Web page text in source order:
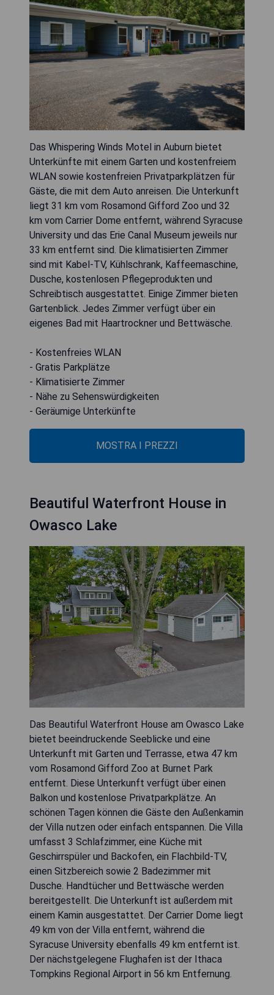
Das Whispering Winds Motel in Auburn bietet
Unterkünfte mit einem Garten und kostenfreiem
WLAN sowie kostenfreien Privatparkplätzen für
Gäste, die mit dem Auto anreisen. Die Unterkunft
liegt 31 km vom Rosamond Gifford Zoo und 32
km vom Carrier Dome entfernt, während Syracuse
University und das Erie Canal Museum jeweils nur
33 km entfernt sind. Die klimatisierten Zimmer
sind mit Kabel-TV, Kühlschrank, Kaffeemaschine,
Dusche, kostenlosen Pflegeprodukten und
Schreibtisch ausgestattet. Einige Zimmer bieten
Gartenblick. Jedes Zimmer verfügt über ein
eigenes Bad mit Haartrockner und Bettwäsche.
- Kostenfreies WLAN
- Gratis Parkplätze
- Klimatisierte Zimmer
- Nähe zu Sehenswürdigkeiten
- Geräumige Unterkünfte
MOSTRA I PREZZI
Beautiful Waterfront House in
Owasco Lake
Das Beautiful Waterfront House am Owasco Lake
bietet beeindruckende Seeblicke und eine
Unterkunft mit Garten und Terrasse, etwa 47 km
vom Rosamond Gifford Zoo at Burnet Park
entfernt. Diese Unterkunft verfügt über einen
Balkon und kostenlose Privatparkplätze. An
schönen Tagen können die Gäste den Außenkamin
der Villa nutzen oder einfach entspannen. Die Villa
umfasst 3 Schlafzimmer, eine Küche mit
Geschirrspüler und Backofen, ein Flachbild-TV,
einen Sitzbereich sowie 2 Badezimmer mit
Dusche. Handtücher und Bettwäsche werden
bereitgestellt. Die Unterkunft ist außerdem mit
einem Kamin ausgestattet. Der Carrier Dome liegt
49 km von der Villa entfernt, während die
Syracuse University ebenfalls 49 km entfernt ist.
Der nächstgelegene Flughafen ist der Ithaca
Tompkins Regional Airport in 56 km Entfernung.